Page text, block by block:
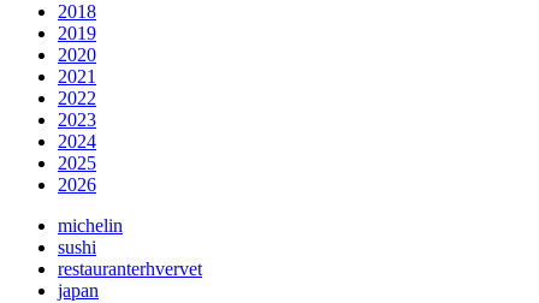
2018
2019
2020
2021
2022
2023
2024
2025
2026
michelin
sushi
restauranterhvervet
japan